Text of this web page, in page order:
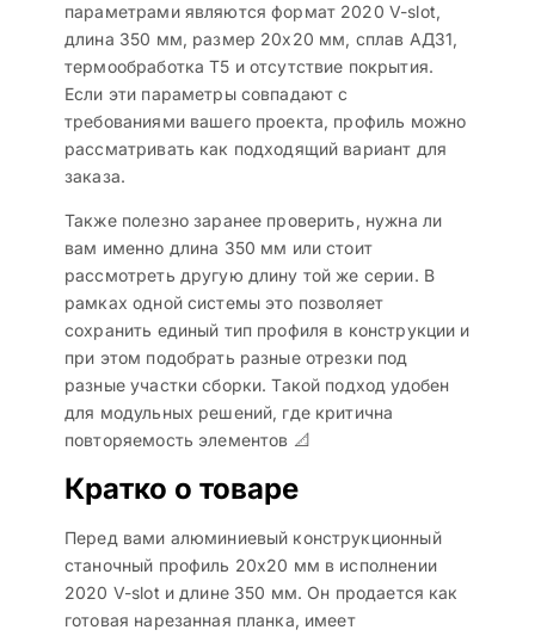
параметрами являются формат 2020 V-slot,
длина 350 мм, размер 20х20 мм, сплав АД31,
термообработка T5 и отсутствие покрытия.
Если эти параметры совпадают с
требованиями вашего проекта, профиль можно
рассматривать как подходящий вариант для
заказа.
Также полезно заранее проверить, нужна ли
вам именно длина 350 мм или стоит
рассмотреть другую длину той же серии. В
рамках одной системы это позволяет
сохранить единый тип профиля в конструкции и
при этом подобрать разные отрезки под
разные участки сборки. Такой подход удобен
для модульных решений, где критична
повторяемость элементов 📐
Кратко о товаре
Перед вами алюминиевый конструкционный
станочный профиль 20х20 мм в исполнении
2020 V-slot и длине 350 мм. Он продается как
готовая нарезанная планка, имеет